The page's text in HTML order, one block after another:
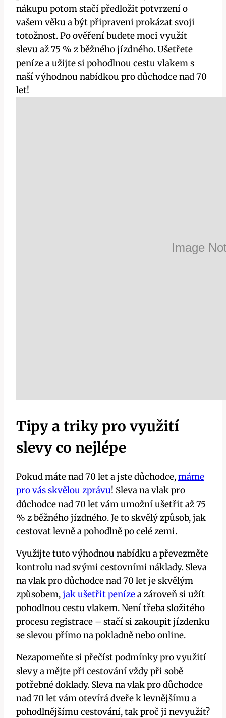
nákupu potom stačí předložit potvrzení o
vašem věku a být připraveni prokázat svoji
totožnost. Po ověření budete moci využít
slevu až 75 % z běžného jízdného. Ušetřete
peníze a užijte si pohodlnou cestu vlakem s
naší výhodnou nabídkou pro důchodce nad 70
let!
Tipy a triky pro využití
slevy co nejlépe
Pokud máte nad 70 let a jste důchodce,máme
pro vás skvělou zprávu! Sleva na vlak pro
důchodce nad 70 let vám umožní ušetřit až 75
% z běžného jízdného. Je to skvělý způsob, jak
cestovat levně a pohodlně po celé zemi.
Využijte tuto výhodnou nabídku a převezměte
kontrolu nad svými cestovními náklady. Sleva
na vlak pro důchodce nad 70 let je skvělým
způsobem,jak ušetřit penízea zároveň si užít
pohodlnou cestu vlakem. Není třeba složitého
procesu registrace – stačí si zakoupit jízdenku
se slevou přímo na pokladně nebo online.
Nezapomeňte si přečíst podmínky pro využití
slevy a mějte při cestování vždy při sobě
potřebné doklady. Sleva na vlak pro důchodce
nad 70 let vám otevírá dveře k levnějšímu a
pohodlnějšímu cestování, tak proč ji nevyužít?